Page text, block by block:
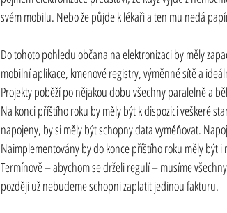
svém mobilu. Nebo že půjde k lékaři a ten mu nedá
Do tohoto pohledu občana na elektronizaci by měly
mobilní aplikace, kmenové registry, výměnné sítě a
Projekty poběží po nějakou dobu všechny paralelně a
Na konci příštího roku by měly být k dispozici veškeré
napojeny, by si měly být schopny data vyměňovat.
Naimplementovány by do konce příštího roku měly být
Termínově – abychom se drželi regulí – musíme
později už nebudeme schopni zaplatit jedinou fakturu.